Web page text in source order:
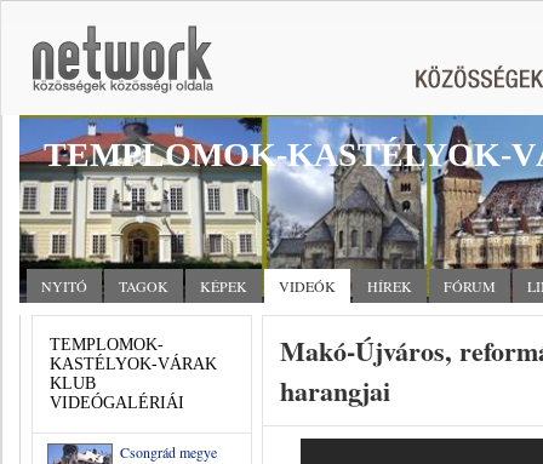
TEMPLOMOK-KASTÉLYOK-
NYITÓ TAGOK KÉPEK VIDEÓK HÍREK FÓRUM
TEMPLOMOK-
KASTÉLYOK-VÁRAK
KLUB
VIDEÓGALÉRIÁI
Csongrád megye
Makó-Újváros,
harangjai